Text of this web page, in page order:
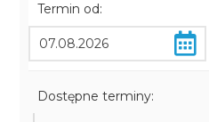
Termin od:
Dostępne terminy: